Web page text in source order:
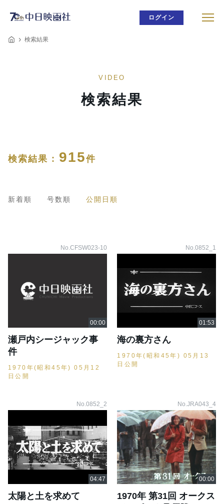
ログイン
検索結果
VIDEO
検索結果
検索結果 : 915件
新着順 号数順 公開日順
No.CFSW023-10
瀬戸内シージャック事
件
1970年(昭和45年) 05月12
日公開
No.0852_1
海の裏方さん
1970年(昭和45年) 05月13
日公開
No.0852_2
太陽と土を求めて
No.JRA043_4
1970年 第31回 オークス